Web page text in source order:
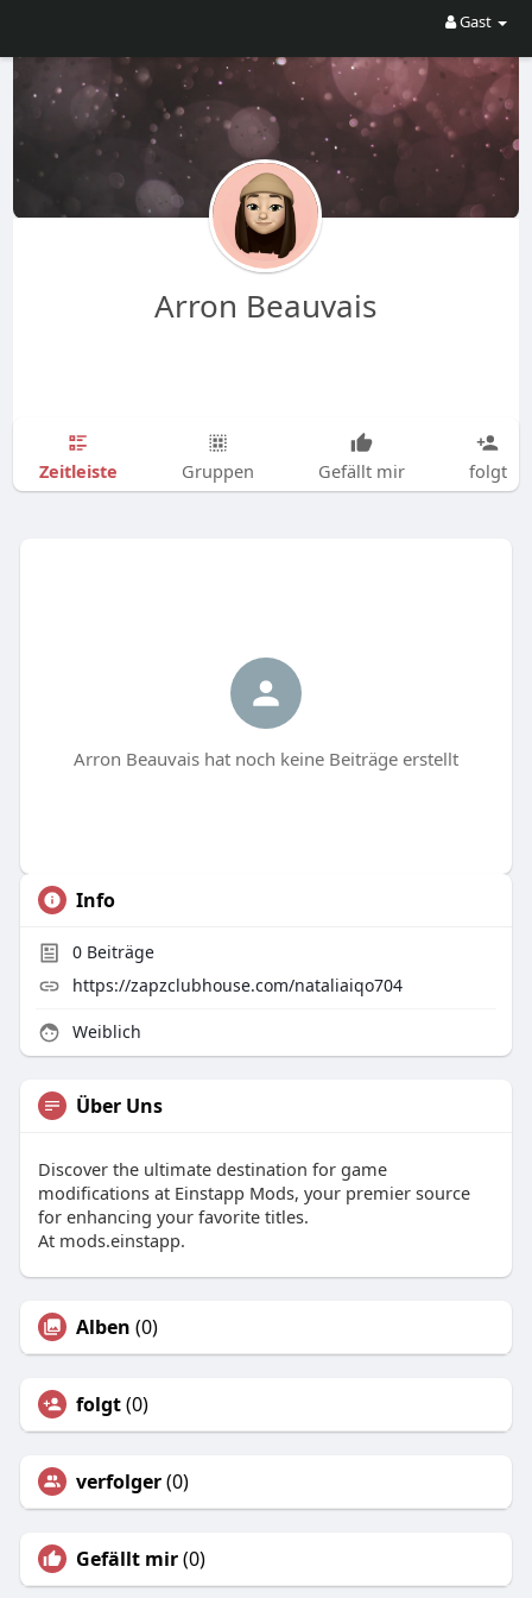
Gast
Arron Beauvais
Zeitleiste Gruppen Gefällt mir folgt
Arron Beauvais hat noch keine Beiträge erstellt
Info
0Beiträge
https://zapzclubhouse.com/nataliaiqo704
Weiblich
Über Uns
Discover the ultimate destination for game
modifications at Einstapp Mods, your premier source
for enhancing your favorite titles.
At mods.einstapp.
Alben (0)
folgt(0)
verfolger(0)
Gefällt mir(0)